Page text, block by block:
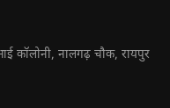
कॉलोनी, नालगढ़ चौक, रायपुर